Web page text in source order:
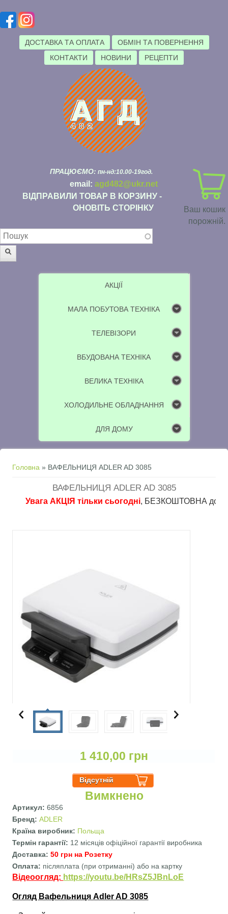
ДОСТАВКА ТА ОПЛАТА
ОБМІН ТА ПОВЕРНЕННЯ
КОНТАКТИ
НОВИНИ РЕЦЕПТИ
Ваш кошик
порожній.
ПРАЦЮЄМО: пн-нд:10.00-19год.
email: agd482@ukr.net
ВІДПРАВИЛИ ТОВАР В КОРЗИНУ -
ОНОВІТЬ СТОРІНКУ
Пошукова форма
АКЦІЇ
МАЛА ПОБУТОВА ТЕХНІКА
ТЕЛЕВІЗОРИ
ВБУДОВАНА ТЕХНІКА
ВЕЛИКА ТЕХНІКА
ХОЛОДИЛЬНЕ ОБЛАДНАННЯ
ДЛЯ ДОМУ
Ви є тут
Головна » ВАФЕЛЬНИЦЯ ADLER AD 3085
ВАФЕЛЬНИЦЯ ADLER AD 3085
Увага АКЦІЯ тільки сьогодні, БЕЗКОШТОВНА доставка
1 410,00 грн
Вимкнено
Артикул:6856
Бренд:ADLER
Країна виробник: Польща
Термін гарантії: 12 місяців офіційної гарантії виробника
Доставка:50 грн на Розетку
Оплата: післяплата (при отриманні) або на картку
Відеоогляд: https://youtu.be/HRsZ5JBnLoE
Огляд Вафельниця Adler AD 3085